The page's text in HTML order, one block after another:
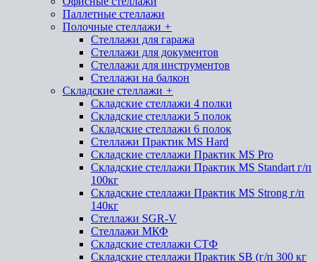
Паллетные стеллажи
Полочные стеллажи +
Стеллажи для гаража
Стеллажи для документов
Стеллажи для инструментов
Стеллажи на балкон
Складские стеллажи +
Складские стеллажи 4 полки
Складские стеллажи 5 полок
Складские стеллажи 6 полок
Стеллажи Практик MS Hard
Складские стеллажи Практик MS Pro
Складские стеллажи Практик MS Standart г/п
100кг
Складские стеллажи Практик MS Strong г/п
140кг
Стеллажи SGR-V
Стеллажи МКФ
Складские стеллажи СТФ
Складские стеллажи Практик SB (г/п 300 кг